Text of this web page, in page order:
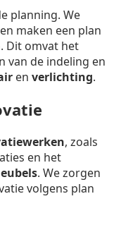
planning. We
maken een plan
Dit omvat het
van de indeling en
en verlichting.
, zoals
en het
. We zorgen
volgens plan